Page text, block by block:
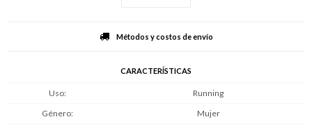
Métodos y costos de envío
CARACTERÍSTICAS
Uso
Running
Género
Mujer